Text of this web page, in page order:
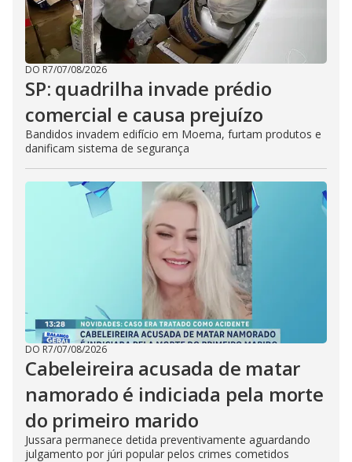
DO R7/07/08/2026
SP: quadrilha invade prédio
comercial e causa prejuízo
Bandidos invadem edifício em Moema, furtam produtos e
danificam sistema de segurança
DO R7/07/08/2026
Cabeleireira acusada de matar
namorado é indiciada pela morte
do primeiro marido
Jussara permanece detida preventivamente aguardando
julgamento por júri popular pelos crimes cometidos